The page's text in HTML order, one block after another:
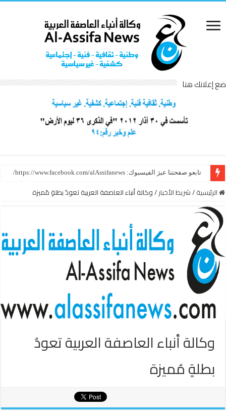
ضع إعلانك هنا
تابعو صفحتنا عبرَ الفيسبوك: https://www.facebook.com/alAssifanews/
الرئيسية/شريط الأخبار/وكالة أنباء العاصفة العربية تعودُ بطلةٍ مُميزة
وكالة أنباء العاصفة العربية تعودُ
بطلةٍ مُميزة